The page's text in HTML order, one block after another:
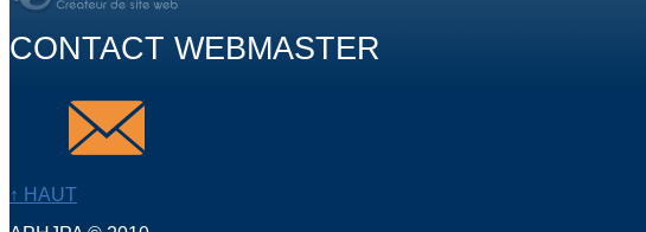
CONTACT WEBMASTER
↑ HAUT